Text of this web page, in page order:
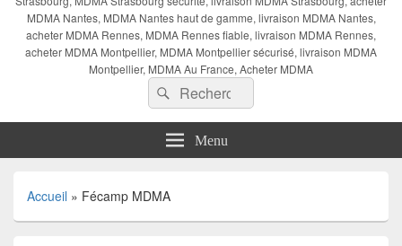
MDMA Nantes, MDMA Nantes haut de gamme, livraison MDMA Nantes,
acheter MDMA Rennes, MDMA Rennes fiable, livraison MDMA Rennes,
acheter MDMA Montpellier, MDMA Montpellier sécurisé, livraison MDMA
Montpellier, MDMA Au France, Acheter MDMA
Recherche :
Rechercher
Menu
Accueil » Fécamp MDMA